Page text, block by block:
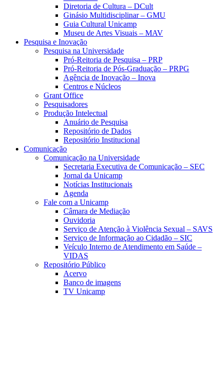
Diretoria de Cultura – DCult
Ginásio Multidisciplinar – GMU
Guia Cultural Unicamp
Museu de Artes Visuais – MAV
Pesquisa e Inovação
Pesquisa na Universidade
Pró-Reitoria de Pesquisa – PRP
Pró-Reitoria de Pós-Graduação – PRPG
Agência de Inovação – Inova
Centros e Núcleos
Grant Office
Pesquisadores
Produção Intelectual
Anuário de Pesquisa
Repositório de Dados
Repositório Institucional
Comunicação
Comunicação na Universidade
Secretaria Executiva de Comunicação – SEC
Jornal da Unicamp
Notícias Institucionais
Agenda
Fale com a Unicamp
Câmara de Mediação
Ouvidoria
Serviço de Atenção à Violência Sexual – SAVS
Serviço de Informação ao Cidadão – SIC
Veículo Interno de Atendimento em Saúde –
VIDAS
Repositório Público
Acervo
Banco de imagens
TV Unicamp